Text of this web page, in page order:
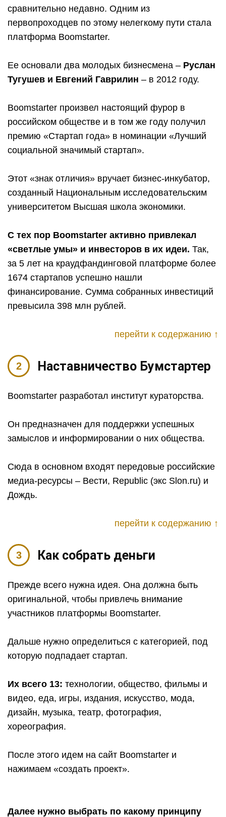
сравнительно недавно. Одним из
первопроходцев по этому нелегкому пути стала
платформа Boomstarter.
Ее основали два молодых бизнесмена – Руслан
Тугушев и Евгений Гаврилин – в 2012 году.
Boomstarter произвел настоящий фурор в
российском обществе и в том же году получил
премию «Стартап года» в номинации «Лучший
социальной значимый стартап».
Этот «знак отличия» вручает бизнес-инкубатор,
созданный Национальным исследовательским
университетом Высшая школа экономики.
С тех пор Boomstarter активно привлекал
«светлые умы» и инвесторов в их идеи. Так,
за 5 лет на краудфандинговой платформе более
1674 стартапов успешно нашли
финансирование. Сумма собранных инвестиций
превысила 398 млн рублей.
перейти к содержанию ↑
Наставничество Бумстартер
Boomstarter разработал институт кураторства.
Он предназначен для поддержки успешных
замыслов и информировании о них общества.
Сюда в основном входят передовые российские
медиа-ресурсы – Вести, Republic (экс Slon.ru) и
Дождь.
перейти к содержанию ↑
Как собрать деньги
Прежде всего нужна идея. Она должна быть
оригинальной, чтобы привлечь внимание
участников платформы Boomstarter.
Дальше нужно определиться с категорией, под
которую подпадает стартап.
Их всего 13: технологии, общество, фильмы и
видео, еда, игры, издания, искусство, мода,
дизайн, музыка, театр, фотография,
хореография.
После этого идем на сайт Boomstarter и
нажимаем «создать проект».
Далее нужно выбрать по какому принципу